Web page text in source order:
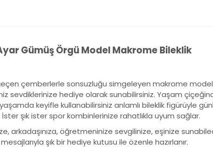
Gümüş Örgü Model Makrome Bileklik
çemberlerle sonsuzluğu simgeleyen makrome
sevdiklerinize hediye olarak sunabilirsiniz. Yaşam
keyifle kullanabilirsiniz anlamlı bileklik figürüyle
şık ister spor kombinlerinize rahatlıkla uyum sağlar.
arkadaşınıza, öğretmeninize sevgilinize, eşinize
şık bir hediye kutusu ile özenle hazırlanır.